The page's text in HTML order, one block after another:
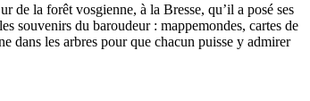
de la forêt vosgienne, à la Bresse, qu’il a posé ses
souvenirs du baroudeur : mappemondes, cartes de
dans les arbres pour que chacun puisse y admirer